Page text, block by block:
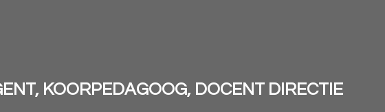
KOORPEDAGOOG, DOCENT DIRECTIE